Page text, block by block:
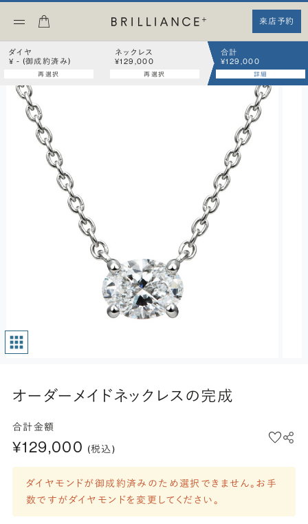
来店予約
ダイヤ
¥ - (御成約済み)
再選択
ネックレス
¥129,000
再選択
合計
¥129,000
詳細
オーダーメイドネックレスの完成
合計金額
¥129,000 (税込)
ダイヤモンドが御成約済みのため選択できません。お手
数ですがダイヤモンドを変更してください。